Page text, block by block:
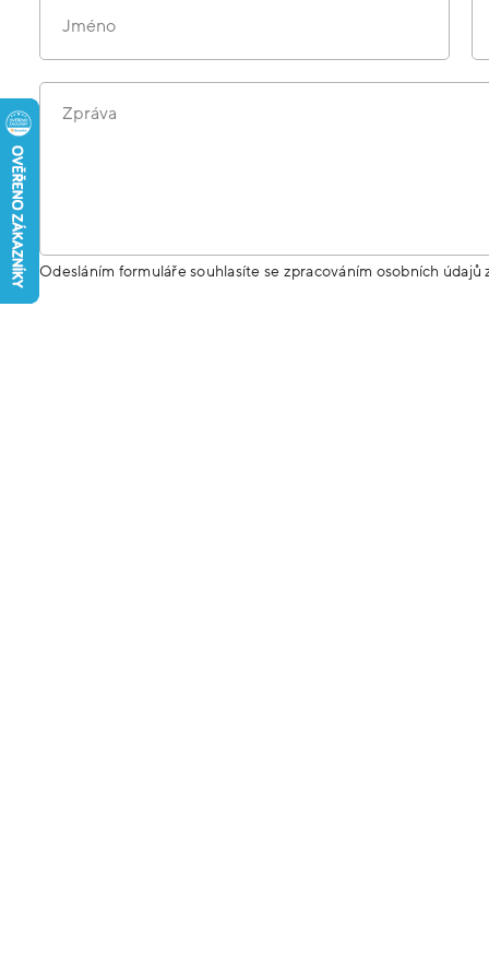
Jméno
Zpráva
Odesláním formuláře souhlasíte se zpracováním osobních údajů